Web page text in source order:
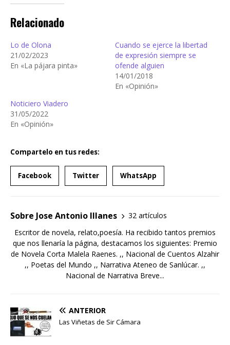
Relacionado
Lo de Olona
21/02/2023
En «La pájara pinta»
Cuando se ejerce la libertad
de expresión siempre se
ofende alguien
14/01/2018
En «Opinión»
Noticiero Viadero
31/05/2022
En «Opinión»
Compartelo en tus redes:
Facebook Twitter WhatsApp
Sobre Jose Antonio Illanes
32 artículos
Escritor de novela, relato,poesía. Ha recibido tantos premios
que nos llenaría la página, destacamos los siguientes: Premio
de Novela Corta Malela Raenes. ,, Nacional de Cuentos Alzahir
,, Poetas del Mundo ,, Narrativa Ateneo de Sanlúcar. ,,
Nacional de Narrativa Breve...
ANTERIOR
Las Viñetas de Sir Cámara